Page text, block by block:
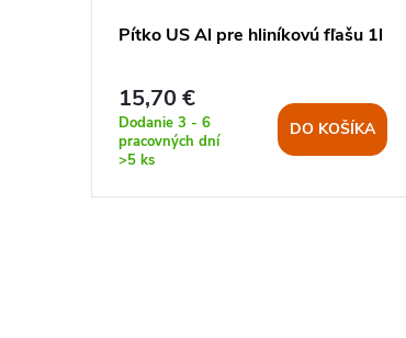
Pítko US Al pre hliníkovú fľašu 1l
15,70 €
Dodanie 3 - 6
pracovných dní
>5 ks
DO KOŠÍKA